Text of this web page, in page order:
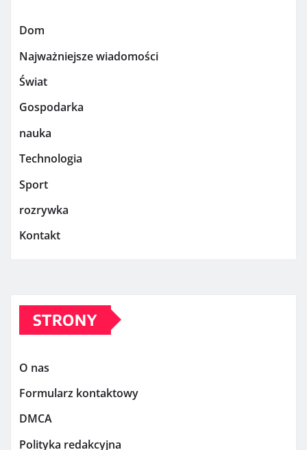
Dom
Najważniejsze wiadomości
Świat
Gospodarka
nauka
Technologia
Sport
rozrywka
Kontakt
STRONY
O nas
Formularz kontaktowy
DMCA
Polityka redakcyjna